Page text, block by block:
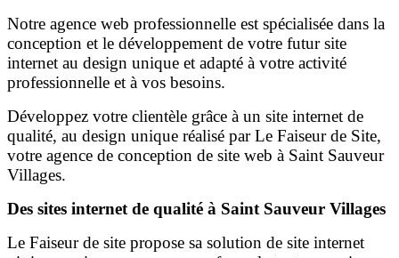
Notre agence web professionnelle est spécialisée dans la
conception et le développement de votre futur site
internet au design unique et adapté à votre activité
professionnelle et à vos besoins.
Développez votre clientèle grâce à un site internet de
qualité, au design unique réalisé par Le Faiseur de Site,
votre agence de conception de site web à Saint Sauveur
Villages.
Des sites internet de qualité à Saint Sauveur Villages
Le Faiseur de site propose sa solution de site internet